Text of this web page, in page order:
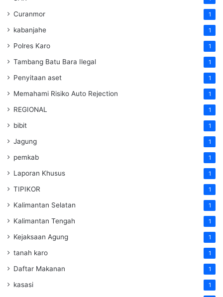
Curanmor 1
kabanjahe 1
Polres Karo 1
Tambang Batu Bara Ilegal 1
Penyitaan aset 1
Memahami Risiko Auto Rejection 1
REGIONAL 1
bibit 1
Jagung 1
pemkab 1
Laporan Khusus 1
TIPIKOR 1
Kalimantan Selatan 1
Kalimantan Tengah 1
Kejaksaan Agung 1
tanah karo 1
Daftar Makanan 1
kasasi 1